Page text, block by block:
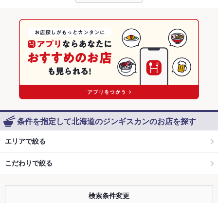
条件を指定して北海道のジンギスカンのお店を探す
エリアで絞る
こだわりで絞る
検索条件変更